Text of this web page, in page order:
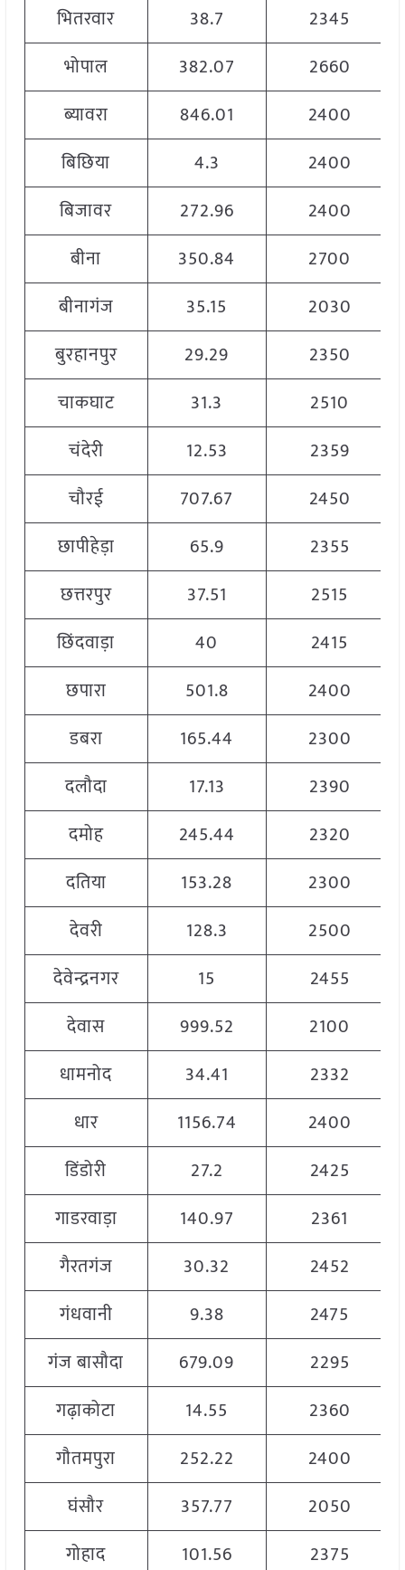
भितरवार
38.7
2345
भोपाल
382.07
2660
ब्यावरा
846.01
2400
बिछिया
4.3
2400
बिजावर
272.96
2400
बीना
350.84
2700
बीनागंज
35.15
2030
बुरहानपुर
29.29
2350
चाकघाट
31.3
2510
चंदेरी
12.53
2359
चौरई
707.67
2450
छापीहेड़ा
65.9
2355
छत्तरपुर
37.51
2515
छिंदवाड़ा
40
2415
छपारा
501.8
2400
डबरा
165.44
2300
दलौदा
17.13
2390
दमोह
245.44
2320
दतिया
153.28
2300
देवरी
128.3
2500
देवेन्द्रनगर
15
2455
देवास
999.52
2100
धामनोद
34.41
2332
धार
1156.74
2400
डिंडोरी
27.2
2425
गाडरवाड़ा
140.97
2361
गैरतगंज
30.32
2452
गंधवानी
9.38
2475
गंज बासौदा
679.09
2295
गढ़ाकोटा
14.55
2360
गौतमपुरा
252.22
2400
घंसौर
357.77
2050
गोहाद
101.56 2375